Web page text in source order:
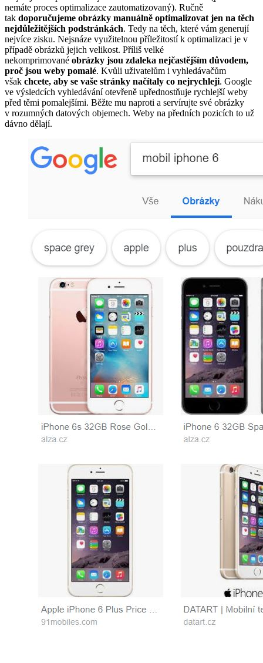
nemáte proces optimalizace zautomatizovaný). Ručně
tak doporučujeme obrázky manuálně optimalizovat jen na těch
nejdůležitějších podstránkách. Tedy na těch, které vám generují
nejvíce zisku. Nejsnáze využitelnou příležitostí k optimalizaci je v
případě obrázků jejich velikost. Příliš velké
nekomprimované obrázky jsou zdaleka nejčastějším důvodem,
proč jsou weby pomalé. Kvůli uživatelům i vyhledávačům
však chcete, aby se vaše stránky načítaly co nejrychleji. Google
ve výsledcích vyhledávání otevřeně upřednostňuje rychlejší weby
před těmi pomalejšími. Běžte mu naproti a servírujte své obrázky
v rozumných datových objemech. Weby na předních pozicích to už
dávno dělají.